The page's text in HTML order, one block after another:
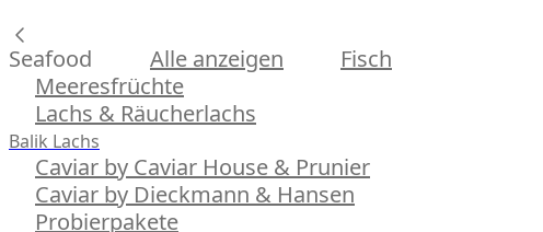
Seafood Alle anzeigen
Fisch
Meeresfrüchte
Lachs & Räucherlachs
Balik Lachs
Caviar by Caviar House & Prunier
Caviar by Dieckmann & Hansen
Probierpakete